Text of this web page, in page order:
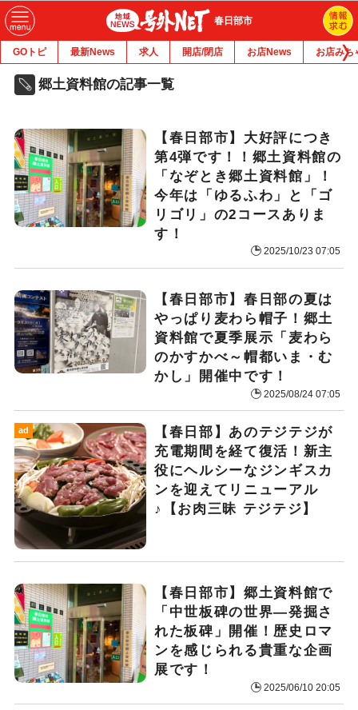
春日部市
GOトピ 最新News 求人 開店/閉店 お店News お店みち
郷土資料館の記事一覧
【春日部市】大好評につき
第4弾です！！郷土資料館の
「なぞとき郷土資料館」！
今年は「ゆるふわ」と「ゴ
リゴリ」の2コースありま
す！
2025/10/23 07:05
【春日部市】春日部の夏は
やっぱり麦わら帽子！郷土
資料館で夏季展示「麦わら
のかすかべ～帽都いま・む
かし」開催中です！
2025/08/24 07:05
ad
【春日部】あのテジテジが
充電期間を経て復活！新主
役にヘルシーなジンギスカ
ンを迎えてリニューアル
♪【お肉三昧 テジテジ】
【春日部市】郷土資料館で
「中世板碑の世界―発掘さ
れた板碑」開催！歴史ロマ
ンを感じられる貴重な企画
展です！
2025/06/10 20:05